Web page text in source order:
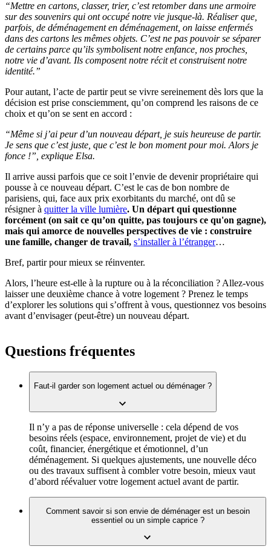
“Mettre en cartons, classer, trier, c’est retomber dans une armoire
sur des souvenirs qui ont occupé notre vie jusque-là. Réaliser que,
parfois, de déménagement en déménagement, on laisse enfermés
dans des cartons les mêmes objets. C’est ne pas pouvoir se séparer
de certains parce qu’ils symbolisent notre enfance, nos proches,
notre vie d’avant. Ils composent notre récit et construisent notre
identité.”
Pour autant, l’acte de partir peut se vivre sereinement dès lors que la
décision est prise consciemment, qu’on comprend les raisons de ce
choix et qu’on se sent en accord :
“Même si j’ai peur d’un nouveau départ, je suis heureuse de partir.
Je sens que c’est juste, que c’est le bon moment pour moi. Alors je
fonce !”, explique Elsa.
Il arrive aussi parfois que ce soit l’envie de devenir propriétaire qui
pousse à ce nouveau départ. C’est le cas de bon nombre de
parisiens, qui, face aux prix exorbitants du marché, ont dû se
résigner à quitter la ville lumière. Un départ qui questionne
forcément (on sait ce qu’on quitte, pas toujours ce qu'on gagne),
mais qui amorce de nouvelles perspectives de vie : construire
une famille, changer de travail, s’installer à l’étranger…
Bref, partir pour mieux se réinventer.
Alors, l’heure est-elle à la rupture ou à la réconciliation ? Allez-vous
laisser une deuxième chance à votre logement ? Prenez le temps
d’explorer les solutions qui s’offrent à vous, questionnez vos besoins
avant d’envisager (peut-être) un nouveau départ.
Questions fréquentes
Faut-il garder son logement actuel ou déménager ?
Il n’y a pas de réponse universelle : cela dépend de vos
besoins réels (espace, environnement, projet de vie) et du
coût, financier, énergétique et émotionnel, d’un
déménagement. Si quelques ajustements, une nouvelle déco
ou des travaux suffisent à combler votre besoin, mieux vaut
d’abord réévaluer votre logement actuel avant de partir.
Comment savoir si son envie de déménager est un besoin
essentiel ou un simple caprice ?